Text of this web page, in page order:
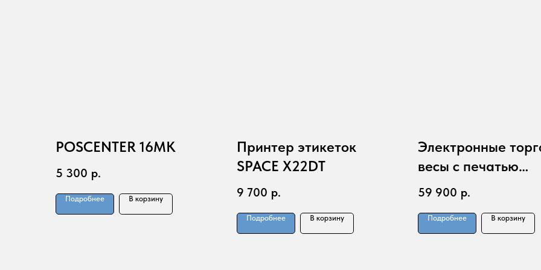
POSCENTER 16MK
5 300 р.
Подробнее В корзину
Принтер этикеток
SPACE X22DT
9 700 р.
Подробнее В корзину
Электронные
весы с печатью
этикетки "Штрих-
Принт" М 15-2.5
59 900 р.
Подробнее В корзину